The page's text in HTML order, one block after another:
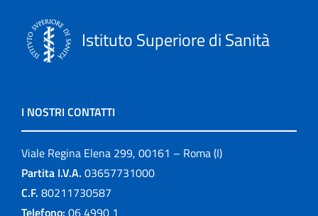
Istituto Superiore di Sanità
I NOSTRI CONTATTI
Viale Regina Elena 299, 00161 – Roma (I)
Partita I.V.A. 03657731000
C.F. 80211730587
Telefono: 06 4990 1